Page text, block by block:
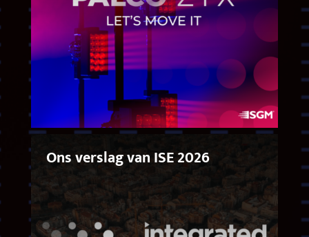
Ons verslag van ISE 2026